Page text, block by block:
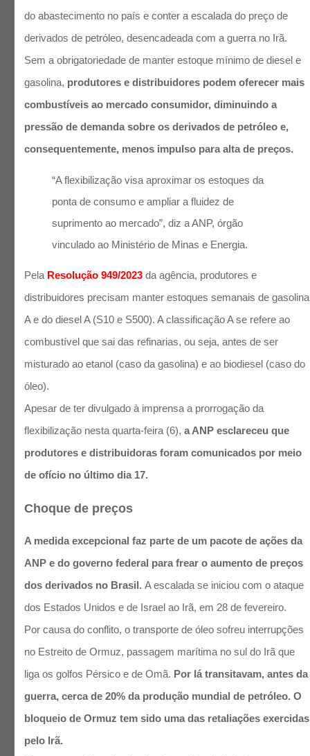
do abastecimento no país e conter a escalada do preço de
derivados de petróleo, desencadeada com a guerra no Irã.
Sem a obrigatoriedade de manter estoque mínimo de diesel e
gasolina, produtores e distribuidores podem oferecer mais
combustíveis ao mercado consumidor, diminuindo a
pressão de demanda sobre os derivados de petróleo e,
consequentemente, menos impulso para alta de preços.
“A flexibilização visa aproximar os estoques da
ponta de consumo e ampliar a fluidez de
suprimento ao mercado”, diz a ANP, órgão
vinculado ao Ministério de Minas e Energia.
Pela Resolução 949/2023 da agência, produtores e
distribuidores precisam manter estoques semanais de gasolina
A e do diesel A (S10 e S500). A classificação A se refere ao
combustível que sai das refinarias, ou seja, antes de ser
misturado ao etanol (caso da gasolina) e ao biodiesel (caso do
óleo).
Apesar de ter divulgado à imprensa a prorrogação da
flexibilização nesta quarta-feira (6),a ANP esclareceu que
produtores e distribuidoras foram comunicados por meio
de ofício no último dia 17.
Choque de preços
A medida excepcional faz parte de um pacote de ações da
ANP e do governo federal para frear o aumento de preços
dos derivados no Brasil.A escalada se iniciou com o ataque
dos Estados Unidos e de Israel ao Irã, em 28 de fevereiro.
Por causa do conflito, o transporte de óleo sofreu interrupções
no Estreito de Ormuz, passagem marítima no sul do Irã que
liga os golfos Pérsico e de Omã. Por lá transitavam, antes da
guerra, cerca de 20% da produção mundial de petróleo. O
bloqueio de Ormuz tem sido uma das retaliações exercidas
pelo Irã.